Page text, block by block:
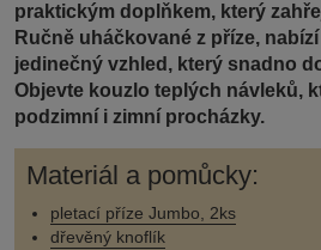
praktickým doplňkem, který
Ručně uháčkované z příze,
jedinečný vzhled, který snadno
Objevte kouzlo teplých návleků,
podzimní i zimní procházky.
Materiál a pomůcky:
pletací příze Jumbo, 2ks
dřevěný knoflík